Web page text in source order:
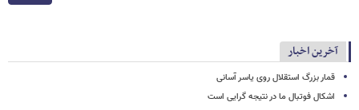
آخرین اخبار
قمار بزرگ استقلال روی یاسر آسانی
اشکال فوتبال ما در نتیجه گرایی است